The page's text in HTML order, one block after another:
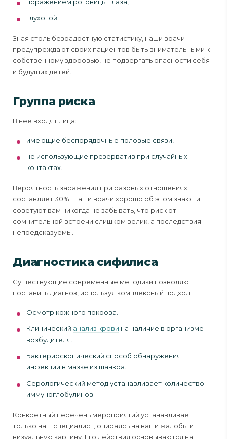
глухотой.
Зная столь безрадостную статистику, наши врачи
предупреждают своих пациентов быть внимательными к
собственному здоровью, не подвергать опасности себя
и будущих детей.
Группа риска
В нее входят лица:
имеющие беспорядочные половые связи,
не использующие презерватив при случайных
контактах.
Вероятность заражения при разовых отношениях
составляет 30%. Наши врачи хорошо об этом знают и
советуют вам никогда не забывать, что риск от
сомнительной встречи слишком велик, а последствия
непредсказуемы.
Диагностика сифилиса
Существующие современные методики позволяют
поставить диагноз, используя комплексный подход.
Осмотр кожного покрова.
Клинический анализ крови на наличие в организме
возбудителя.
Бактериоскопический способ обнаружения
инфекции в мазке из шанкра.
Серологический метод устанавливает количество
иммуноглобулинов.
Конкретный перечень мероприятий устанавливает
только наш специалист, опираясь на ваши жалобы и
визуальную картину. Его действия основываются на